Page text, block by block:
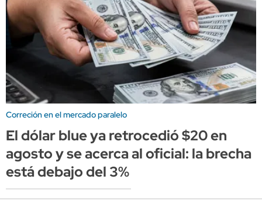
Correción en el mercado paralelo
El dólar blue ya retrocedió $20 en
agosto y se acerca al oficial: la brecha
está debajo del 3%